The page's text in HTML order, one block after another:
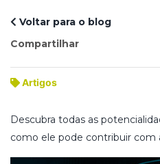
Compartilhar
Voltar para o blog
Artigos
Descubra todas as
como ele pode contribuir com